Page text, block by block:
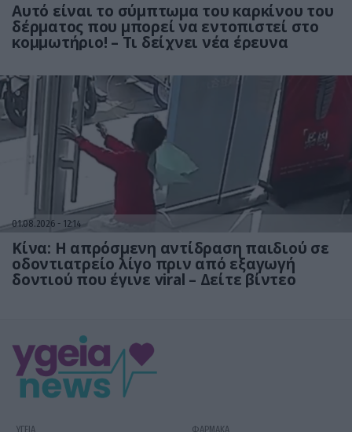
Αυτό είναι το σύμπτωμα του καρκίνου του
δέρματος που μπορεί να εντοπιστεί στο
κομμωτήριο! – Τι δείχνει νέα έρευνα
01.08.2026 12:14
Κίνα: Η απρόσμενη αντίδραση παιδιού σε
οδοντιατρείο λίγο πριν από εξαγωγή
δοντιού που έγινε viral – Δείτε βίντεο
ΥΓΕΙΑ ΦΑΡΜΑΚΑ